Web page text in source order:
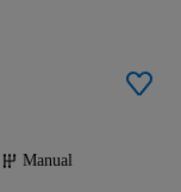
Manual